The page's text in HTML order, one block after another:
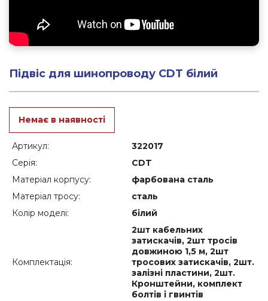
Підвіс для шинопроводу CDT білий
Немає в наявності
Артикул:
322017
Серія:
CDT
Матеріал корпусу:
фарбована сталь
Матеріал тросу:
сталь
Колір моделі:
білий
Комплектація:
2шт кабельних
затискачів, 2шт тросів
довжиною 1,5 м, 2шт
тросових затискачів, 2шт.
залізні пластини, 2шт.
Кронштейни, комплект
болтів і гвинтів